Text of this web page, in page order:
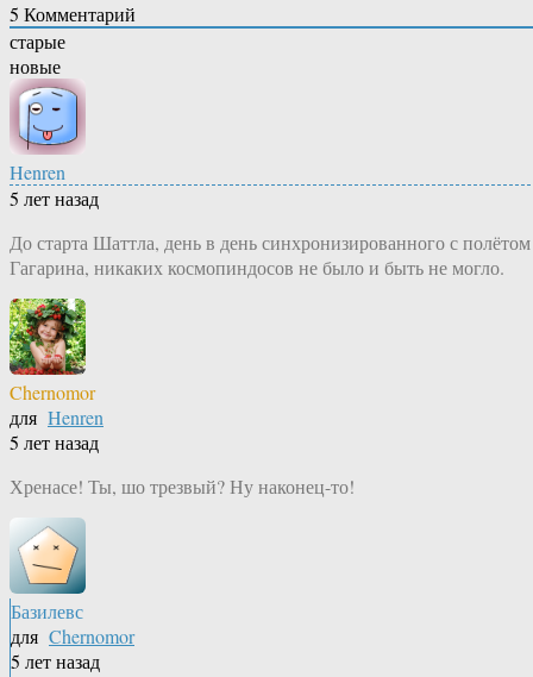
5 Комментарий
старые
новые
Henren
5 лет назад
До старта Шаттла, день в день синхронизированного с полётом
Гагарина, никаких космопиндосов не было и быть не могло.
Chernomor
для Henren
5 лет назад
Хренасе! Ты, шо трезвый? Ну наконец-то!
Базилевс
для Chernomor
5 лет назад